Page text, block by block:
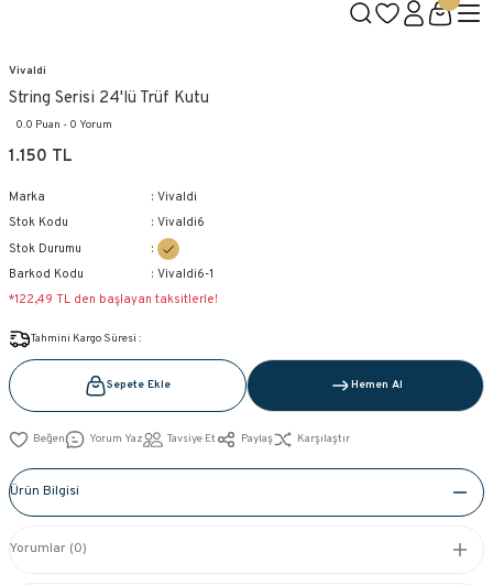
Vivaldi
String Serisi 24'lü Trüf Kutu
0.0 Puan - 0 Yorum
1.150 TL
Marka
Vivaldi
Stok Kodu
Vivaldi6
Stok Durumu
Barkod Kodu
Vivaldi6-1
*122,49 TL den başlayan taksitlerle!
Tahmini Kargo Süresi :
Sepete Ekle Hemen Al
Yorum Yaz Tavsiye Et Paylaş Karşılaştır
Ürün Bilgisi
Yorumlar (0)